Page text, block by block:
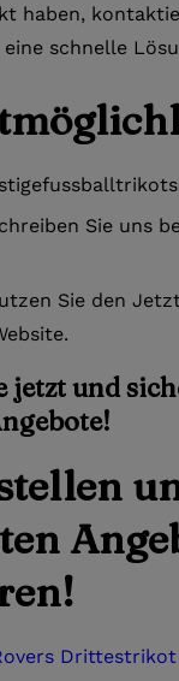
haben,
schnelle
Sie uns
Sie den
jetzt und